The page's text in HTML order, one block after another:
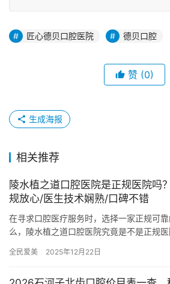
匠心德贝口腔医院 德贝口腔
赞 (0)
生成海报
相关推荐
陵水植之道口腔医院是正规医院吗
规放心/医生技术娴熟/口碑不错
在寻求口腔医疗服务时，选择一家正规可
么，陵水植之道口腔医院究竟是不是正规医
及口碑等…
全民爱美 2025年12月22日